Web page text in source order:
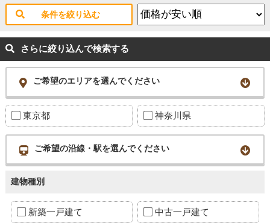
条件を絞り込む
さらに絞り込んで検索する
ご希望のエリアを選んでください
東京都 神奈川県
ご希望の沿線・駅を選んでください
建物種別
新築一戸建て 中古一戸建て